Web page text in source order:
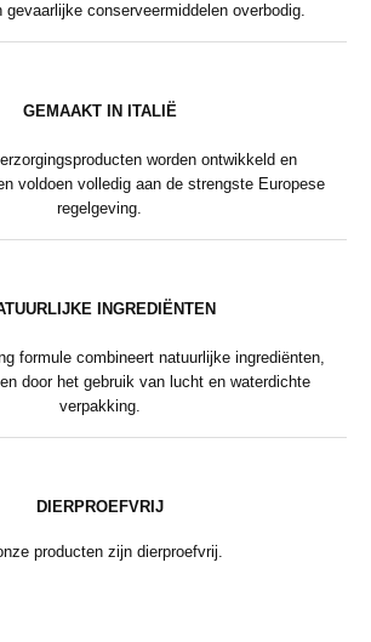
gevaarlijke conserveermiddelen overbodig.
GEMAAKT IN ITALIË
worden ontwikkeld en
voldoen volledig aan de strengste Europese
regelgeving.
INGREDIËNTEN
formule combineert natuurlijke ingrediënten,
door het gebruik van lucht en waterdichte
verpakking.
DIERPROEFVRIJ
producten zijn dierproefvrij.